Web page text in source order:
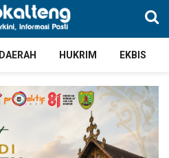
DAERAH HUKRIM EKBIS